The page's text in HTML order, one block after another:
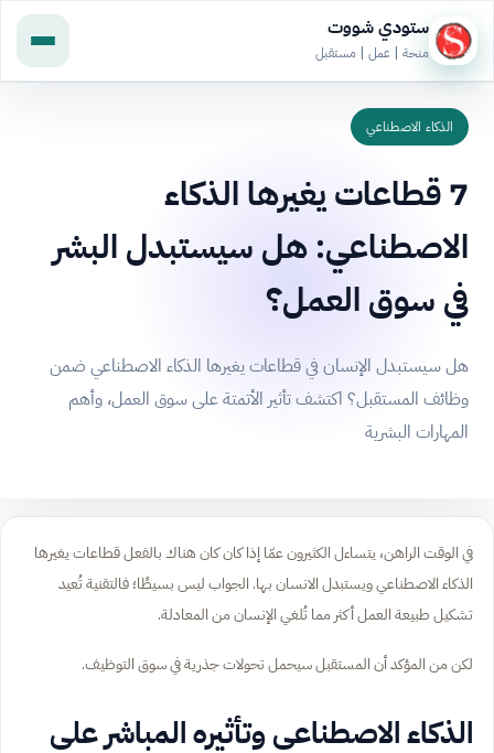
ستودي شووت
منحة | عمل | مستقبل
الذكاء الاصطناعي
7 قطاعات يغيرها الذكاء
الاصطناعي: هل سيستبدل البشر
في سوق العمل؟
هل سيستبدل الإنسان في قطاعات يغيرها الذكاء الاصطناعي ضمن
وظائف المستقبل؟ اكتشف تأثير الأتمتة على سوق العمل، وأهم
المهارات البشرية
في الوقت الراهن، يتساءل الكثيرون عمّا إذا كان كان هناك بالفعل قطاعات يغيرها
الذكاء الاصطناعي ويستبدل الانسان بها. الجواب ليس بسيطًا؛ فالتقنية تُعيد
تشكيل طبيعة العمل أكثر مما تُلغي الإنسان من المعادلة.
لكن من المؤكد أن المستقبل سيحمل تحولات جذرية في سوق التوظيف.
الذكاء الاصطناعي وتأثيره المباشر على